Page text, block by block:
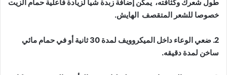
طول شعرك وكثافته، يمكن إضافة زبدة شيا لزيادة فاعلية حمام الزيت
خصوصا للشعر المتقصف الهايش.
2. ضعي الوعاء داخل الميكروويف لمدة 30 ثانية أو في حمام مائي
ساخن لمدة دقيقه.